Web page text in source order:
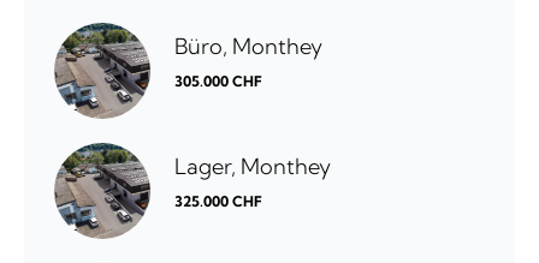
Büro, Monthey
305.000 CHF
Lager, Monthey
325.000 CHF